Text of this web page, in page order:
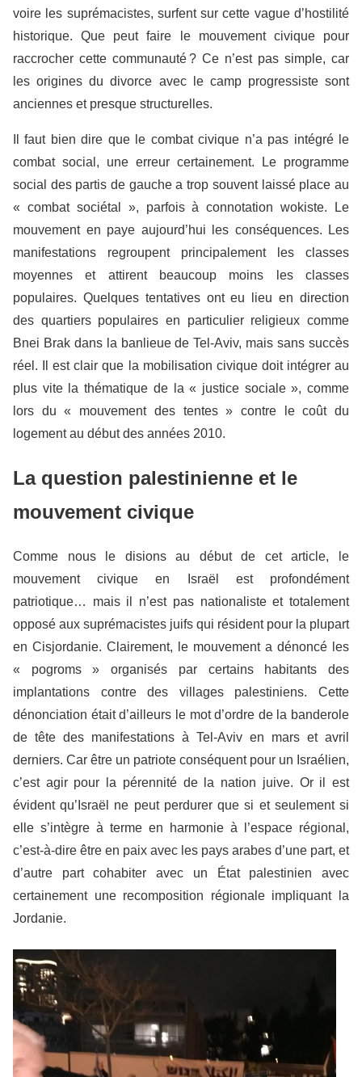
voire les suprémacistes, surfent sur cette vague d’hostilité
historique. Que peut faire le mouvement civique pour
raccrocher cette communauté ? Ce n’est pas simple, car
les origines du divorce avec le camp progressiste sont
anciennes et presque structurelles.
Il faut bien dire que le combat civique n’a pas intégré le
combat social, une erreur certainement. Le programme
social des partis de gauche a trop souvent laissé place au
« combat sociétal », parfois à connotation wokiste. Le
mouvement en paye aujourd’hui les conséquences. Les
manifestations regroupent principalement les classes
moyennes et attirent beaucoup moins les classes
populaires. Quelques tentatives ont eu lieu en direction
des quartiers populaires en particulier religieux comme
Bnei Brak dans la banlieue de Tel-Aviv, mais sans succès
réel. Il est clair que la mobilisation civique doit intégrer au
plus vite la thématique de la « justice sociale », comme
lors du « mouvement des tentes » contre le coût du
logement au début des années 2010.
La question palestinienne et le
mouvement civique
Comme nous le disions au début de cet article, le
mouvement civique en Israël est profondément
patriotique… mais il n’est pas nationaliste et totalement
opposé aux suprémacistes juifs qui résident pour la plupart
en Cisjordanie. Clairement, le mouvement a dénoncé les
« pogroms » organisés par certains habitants des
implantations contre des villages palestiniens. Cette
dénonciation était d’ailleurs le mot d’ordre de la banderole
de tête des manifestations à Tel-Aviv en mars et avril
derniers. Car être un patriote conséquent pour un Israélien,
c’est agir pour la pérennité de la nation juive. Or il est
évident qu’Israël ne peut perdurer que si et seulement si
elle s’intègre à terme en harmonie à l’espace régional,
c’est-à-dire être en paix avec les pays arabes d’une part, et
d’autre part cohabiter avec un État palestinien avec
certainement une recomposition régionale impliquant la
Jordanie.